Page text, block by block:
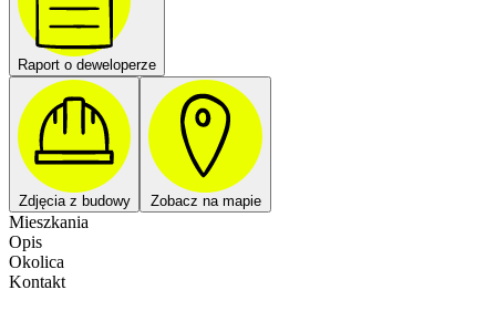
Raport o deweloperze
Zdjęcia z budowy Zobacz na mapie
Mieszkania
Opis
Okolica
Kontakt